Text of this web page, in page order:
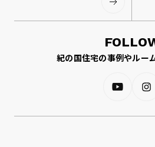
紀の国住宅の事例やルー